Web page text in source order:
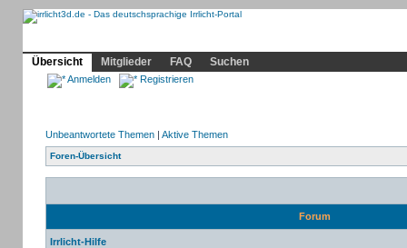
Übersicht
Mitglieder FAQ Suchen
Anmelden Registrieren
Unbeantwortete Themen| Aktive Themen
Foren-Übersicht
Forum
Irrlicht-Hilfe